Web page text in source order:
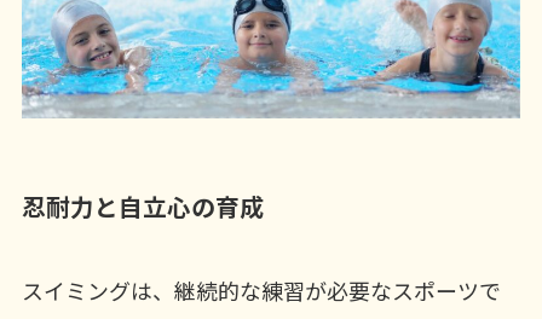
忍耐力と自立心の育成
スイミングは、継続的な練習が必要なスポーツで